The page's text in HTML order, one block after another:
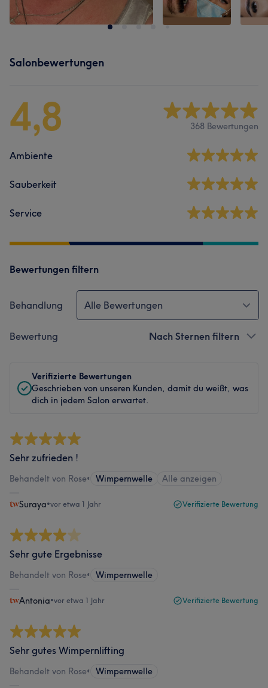
Salonbewertungen
4,8 368 Bewertungen
Ambiente
Sauberkeit
Service
Bewertungen filtern
Behandlung Alle Bewertungen
Bewertung Nach Sternen filtern
Verifizierte Bewertungen
Geschrieben von unseren Kunden, damit du weißt, was
dich in jedem Salon erwartet.
Sehr zufrieden !
Behandelt von Rose• Wimpernwelle Alle anzeigen
Suraya•vor etwa 1 Jahr Verifizierte Bewertung
Sehr gute Ergebnisse
Behandelt von Rose• Wimpernwelle
Antonia•vor etwa 1 Jahr Verifizierte Bewertung
Sehr gutes Wimpernlifting
Behandelt von Rose• Wimpernwelle